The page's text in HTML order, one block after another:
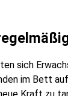
sich
im Bett